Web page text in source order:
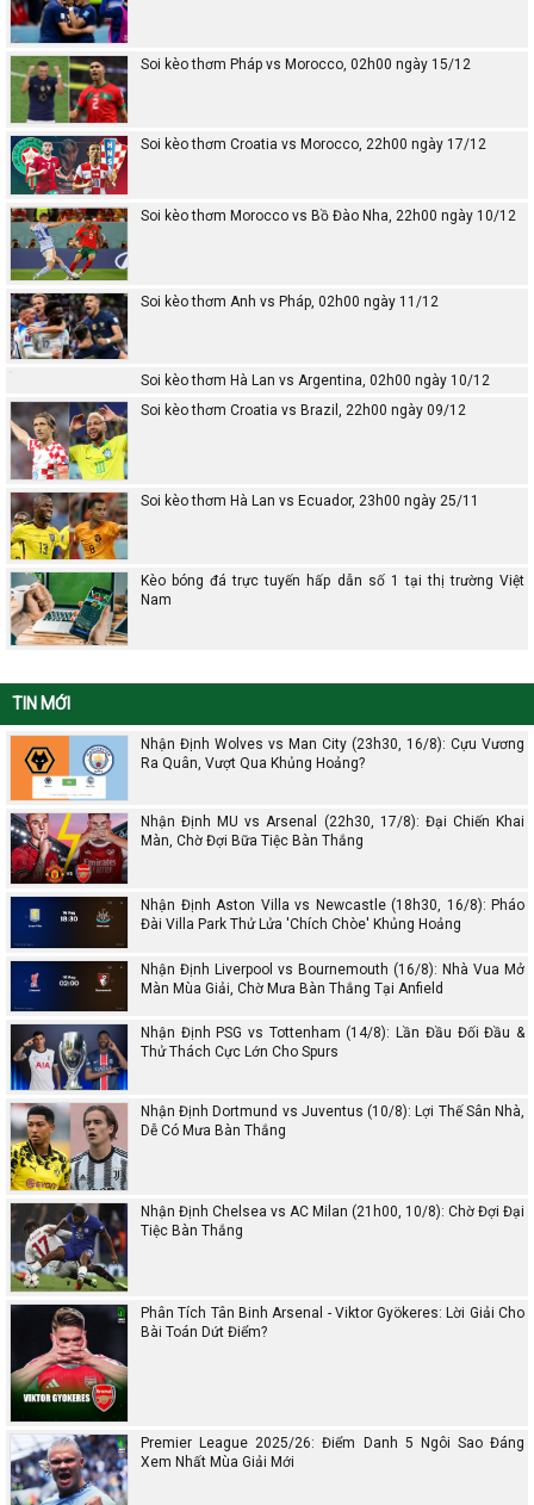
Soi kèo thơm Pháp vs Morocco, 02h00 ngày 15/12
Soi kèo thơm Croatia vs Morocco, 22h00 ngày 17/12
Soi kèo thơm Morocco vs Bồ Đào Nha, 22h00 ngày 10/12
Soi kèo thơm Anh vs Pháp, 02h00 ngày 11/12
Soi kèo thơm Hà Lan vs Argentina, 02h00 ngày 10/12
Soi kèo thơm Croatia vs Brazil, 22h00 ngày 09/12
Soi kèo thơm Hà Lan vs Ecuador, 23h00 ngày 25/11
Kèo bóng đá trực tuyến hấp dẫn số 1 tại thị trường Việt
Nam
TIN MỚI
Nhận Định Wolves vs Man City (23h30, 16/8): Cựu Vương
Ra Quân, Vượt Qua Khủng Hoảng?
Nhận Định MU vs Arsenal (22h30, 17/8): Đại Chiến Khai
Màn, Chờ Đợi Bữa Tiệc Bàn Thắng
Nhận Định Aston Villa vs Newcastle (18h30, 16/8): Pháo
Đài Villa Park Thử Lửa 'Chích Chòe' Khủng Hoảng
Nhận Định Liverpool vs Bournemouth (16/8): Nhà Vua Mở
Màn Mùa Giải, Chờ Mưa Bàn Thắng Tại Anfield
Nhận Định PSG vs Tottenham (14/8): Lần Đầu Đối Đầu &
Thử Thách Cực Lớn Cho Spurs
Nhận Định Dortmund vs Juventus (10/8): Lợi Thế Sân Nhà,
Dễ Có Mưa Bàn Thắng
Nhận Định Chelsea vs AC Milan (21h00, 10/8): Chờ Đợi Đại
Tiệc Bàn Thắng
Phân Tích Tân Binh Arsenal - Viktor Gyökeres: Lời Giải Cho
Bài Toán Dứt Điểm?
Premier League 2025/26: Điểm Danh 5 Ngôi Sao Đáng
Xem Nhất Mùa Giải Mới